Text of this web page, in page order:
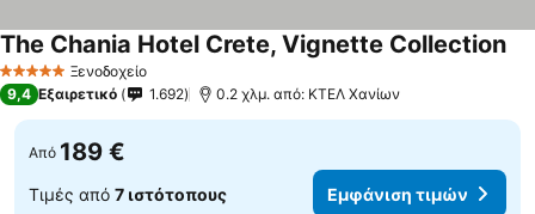
5 Αστέρια Ξενοδοχείο
The Chania Hotel Crete, Vignette Collection
9,4 Εξαιρετικό 1.692 0.2 χλμ. από: ΚΤΕΛ Χανίων
Από 189 €
Τιμές από 7 ιστότοπους Εμφάνιση τιμών